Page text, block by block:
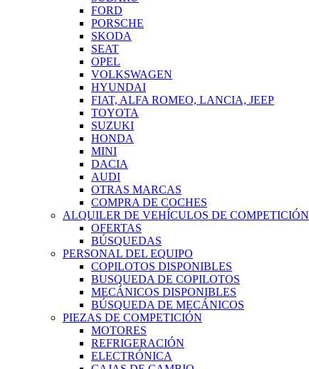
FORD
PORSCHE
SKODA
SEAT
OPEL
VOLKSWAGEN
HYUNDAI
FIAT, ALFA ROMEO, LANCIA, JEEP
TOYOTA
SUZUKI
HONDA
MINI
DACIA
AUDI
OTRAS MARCAS
COMPRA DE COCHES
ALQUILER DE VEHÍCULOS DE COMPETICIÓN
OFERTAS
BÚSQUEDAS
PERSONAL DEL EQUIPO
COPILOTOS DISPONIBLES
BUSQUEDA DE COPILOTOS
MECÁNICOS DISPONIBLES
BÚSQUEDA DE MECÁNICOS
PIEZAS DE COMPETICIÓN
MOTORES
REFRIGERACIÓN
ELECTRÓNICA